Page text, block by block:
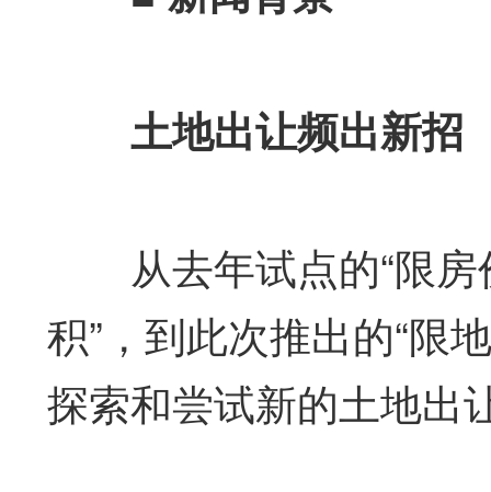
土地出让频出新招
从去年试点的“限房
积”，到此次推出的“限
探索和尝试新的土地出